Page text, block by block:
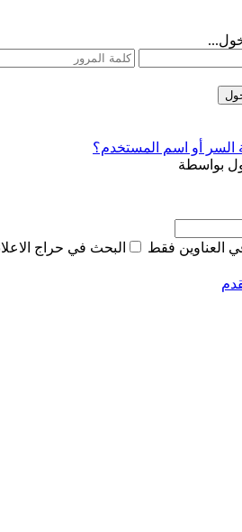
السر أو اسم المستخدم؟
بواسطة
العناوين فقط البحث في حراج